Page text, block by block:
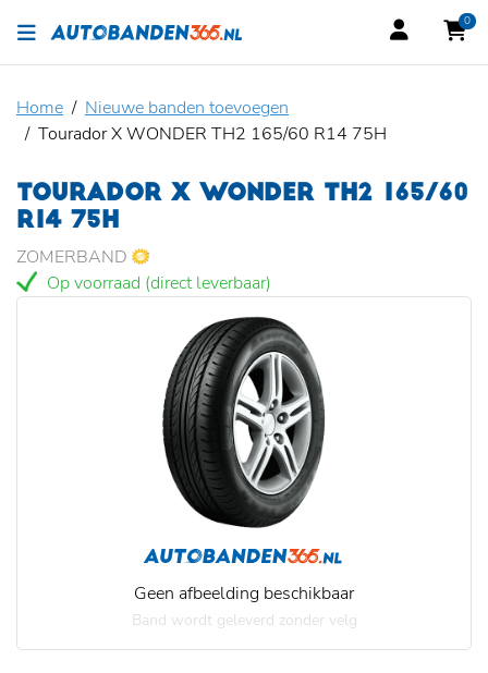
0
Home
Nieuwe banden toevoegen
Tourador X WONDER TH2 165/60 R14 75H
TOURADOR X WONDER TH2 165/60
R14 75H
ZOMERBAND
Op voorraad (direct leverbaar)
Geen afbeelding beschikbaar
Band wordt geleverd zonder velg